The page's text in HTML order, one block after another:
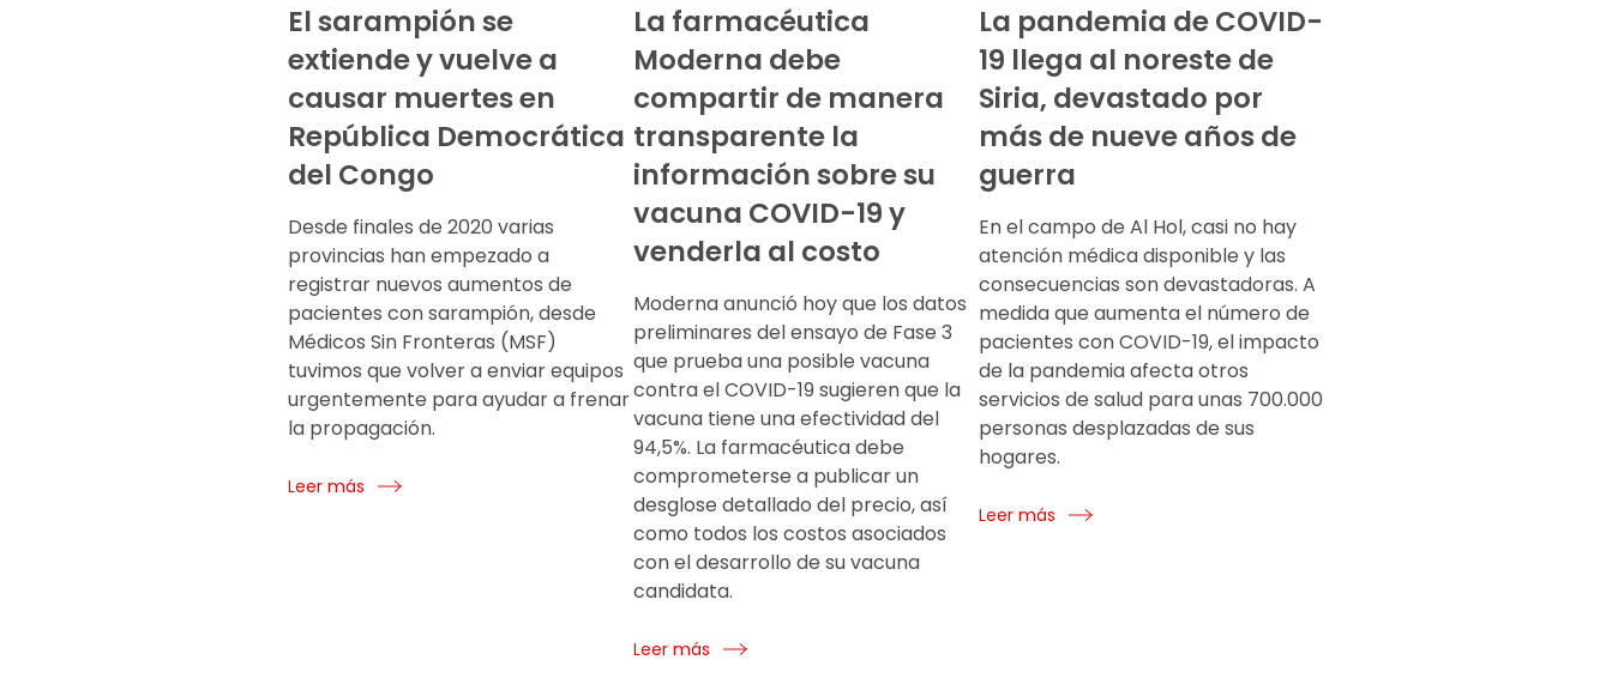
El sarampión se
extiende y vuelve a
causar muertes en
República Democrática
del Congo
Desde finales de 2020 varias
provincias han empezado a
registrar nuevos aumentos de
pacientes con sarampión, desde
Médicos Sin Fronteras (MSF)
tuvimos que volver a enviar equipos
urgentemente para ayudar a frenar
la propagación.
Leer más
La farmacéutica
Moderna debe
compartir de manera
transparente la
información sobre su
vacuna COVID-19 y
venderla al costo
Moderna anunció hoy que los datos
preliminares del ensayo de Fase 3
que prueba una posible vacuna
contra el COVID-19 sugieren que la
vacuna tiene una efectividad del
94,5%. La farmacéutica debe
comprometerse a publicar un
desglose detallado del precio, así
como todos los costos asociados
con el desarrollo de su vacuna
candidata.
Leer más
La pandemia de COVID-
19 llega al noreste de
Siria, devastado por
más de nueve años de
guerra
En el campo de Al Hol, casi no hay
atención médica disponible y las
consecuencias son devastadoras. A
medida que aumenta el número de
pacientes con COVID-19, el impacto
de la pandemia afecta otros
servicios de salud para unas 700.000
personas desplazadas de sus
hogares.
Leer más